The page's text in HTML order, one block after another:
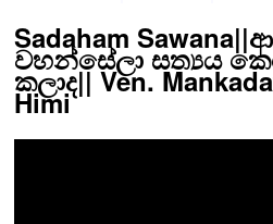
Sadaham
වහන්සේලා සත්‍යය
කලාද|| Ven.
Himi